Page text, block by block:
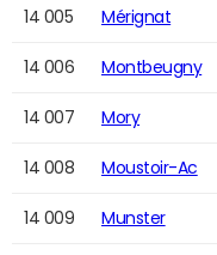
14 005 Mérignat
14 006 Montbeugny
14 007 Mory
14 008 Moustoir-Ac
14 009 Munster